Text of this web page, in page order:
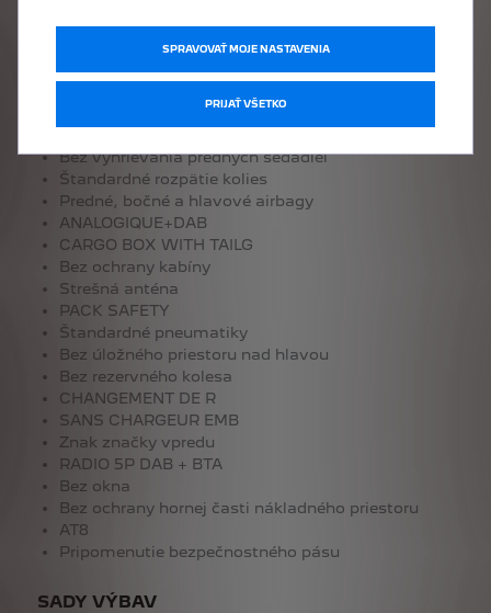
Bez púzdra na sedadle
SANS ANIM ADHESIF IN
Štandardný volant
Bez predných a zadných klapiek
Bez vyhrievania predných sedadiel
Štandardné rozpätie kolies
Predné, bočné a hlavové airbagy
ANALOGIQUE+DAB
CARGO BOX WITH TAILG
Bez ochrany kabíny
Strešná anténa
PACK SAFETY
Štandardné pneumatiky
Bez úložného priestoru nad hlavou
Bez rezervného kolesa
CHANGEMENT DE R
SANS CHARGEUR EMB
Znak značky vpredu
RADIO 5P DAB + BTA
Bez okna
Bez ochrany hornej časti nákladného priestoru
AT8
Pripomenutie bezpečnostného pásu
SADY VÝBAV
SPRAVOVAŤ MOJE NASTAVENIA
PRIJAŤ VŠETKO